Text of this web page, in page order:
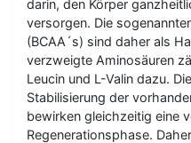
darin, den Körper
versorgen. Die
(BCAA´s) sind daher als
verzweigte Aminosäuren
Leucin und L-Valin dazu.
Stabilisierung der
bewirken gleichzeitig eine
Regenerationsphase.